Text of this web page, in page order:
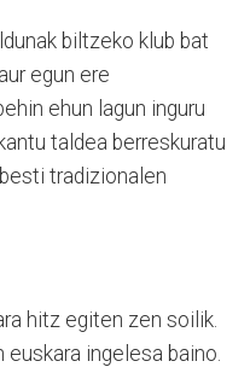
biltzeko klub bat
egun ere
ehun lagun inguru
taldea berreskuratu
tradizionalen
hitz egiten zen soilik.
ingelesa baino.